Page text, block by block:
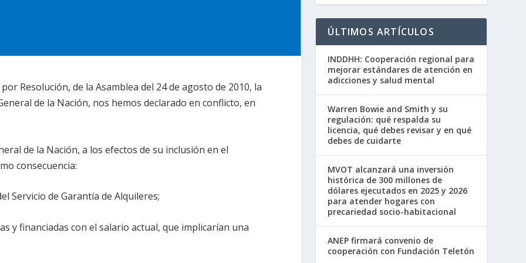
Resolución, de la Asamblea del 24 de agosto de 2010, la
de la Nación, nos hemos declarado en conflicto, en
de la Nación, a los efectos de su inclusión en el
consecuencia:
Servicio de Garantía de Alquileres;
y financiadas con el salario actual, que implicarían una
ÚLTIMOS ARTÍCULOS
INDDHH: Cooperación regional para
mejorar estándares de atención en
adicciones y salud mental
Warren Bowie and Smith y su
regulación: qué respalda su
licencia, qué debes revisar y en qué
debes de cuidarte
MVOT alcanzará una inversión
histórica de 300 millones de
dólares ejecutados en 2025 y 2026
para atender hogares con
precariedad socio-habitacional
ANEP firmará convenio de
cooperación con Fundación Teletón